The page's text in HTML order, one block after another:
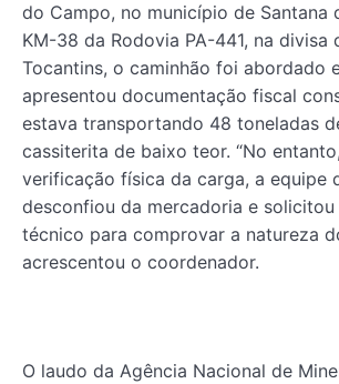
do Campo, no município de Santana
KM-38 da Rodovia PA-441, na divisa
Tocantins, o caminhão foi abordado
apresentou documentação fiscal
estava transportando 48 toneladas
cassiterita de baixo teor. “No
verificação física da carga, a equipe
desconfiou da mercadoria e solicitou
técnico para comprovar a natureza
acrescentou o coordenador.
O laudo da Agência Nacional de